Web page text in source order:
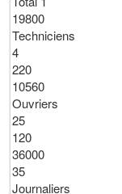
19800
Techniciens
4
220
10560
Ouvriers
25
120
36000
35
Journaliers